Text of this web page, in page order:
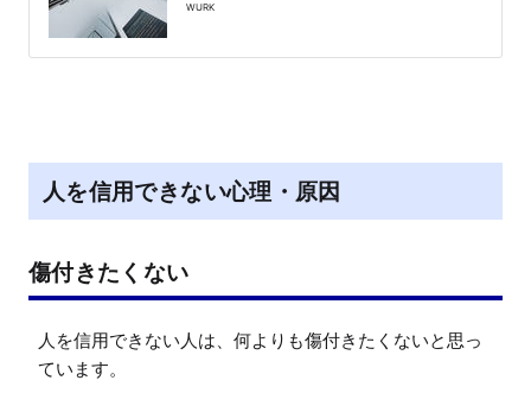
WURK
人を信用できない心理・原因
傷付きたくない
人を信用できない人は、何よりも傷付きたくないと思っ
ています。